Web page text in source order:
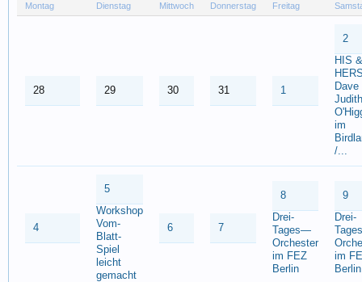
Montag Dienstag Mittwoch Donnerstag Freitag
28 29 30 31 1
2
HIS &
Dave
Judith
im
/...
4
5
Workshop
Vom-
Blatt-
Spiel
leicht
gemacht
6 7
8
Drei-
Tages—
Orchester
im FEZ
Berlin
9
Drei-
im
Berlin